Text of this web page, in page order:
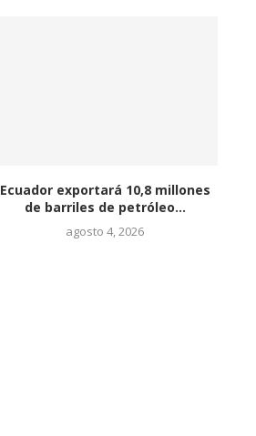
Ecuador exportará 10,8 millones
de barriles de petróleo...
agosto 4, 2026